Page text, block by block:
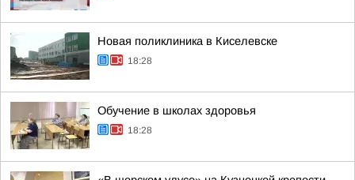
Новая поликлиника в Киселевске
18:28
Обучение в школах здоровья
18:28